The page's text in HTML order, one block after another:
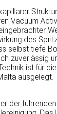
Vacuum
des
selbst tiefe
zuverlässig
ist für
ausgelegt.
der